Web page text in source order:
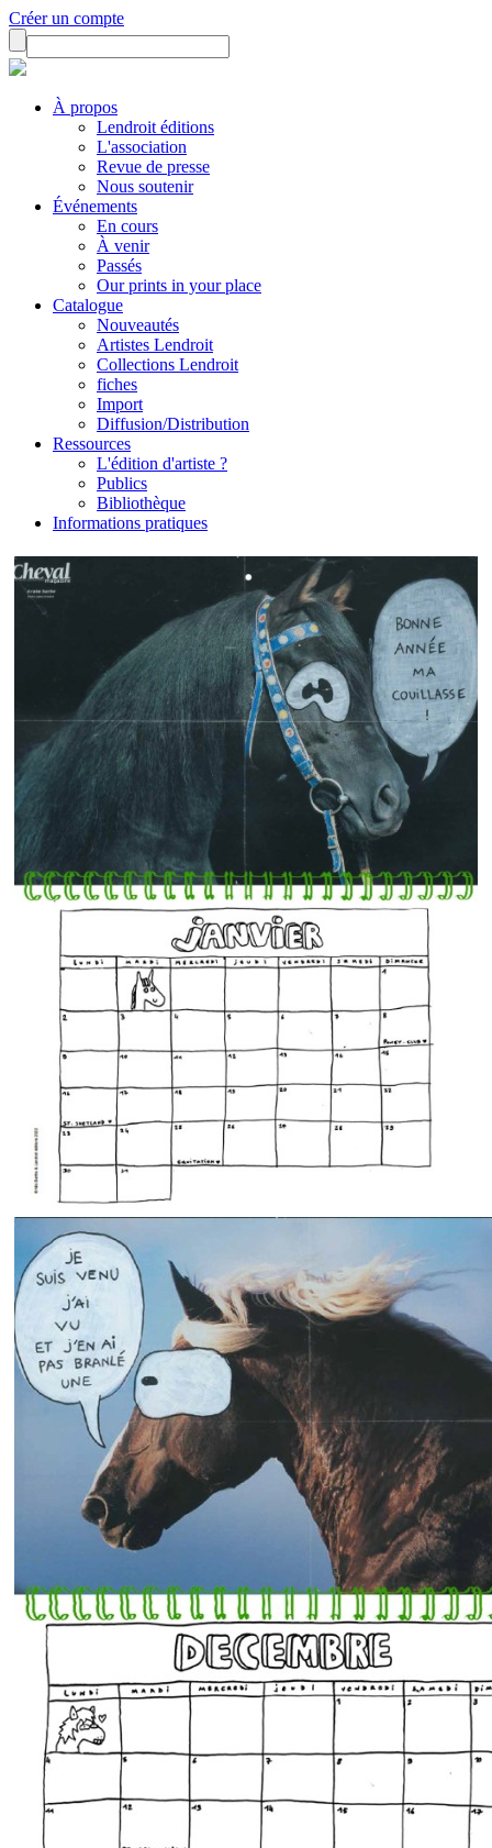
Créer un compte
À propos
Lendroit éditions
L'association
Revue de presse
Nous soutenir
Événements
En cours
À venir
Passés
Our prints in your place
Catalogue
Nouveautés
Artistes Lendroit
Collections Lendroit
fiches
Import
Diffusion/Distribution
Ressources
L'édition d'artiste ?
Publics
Bibliothèque
Informations pratiques